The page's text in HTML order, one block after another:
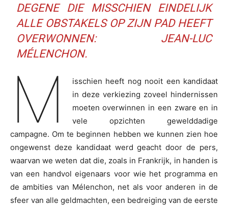
DEGENE DIE MISSCHIEN EINDELIJK
ALLE OBSTAKELS OP ZIJN PAD HEEFT
OVERWONNEN: JEAN-LUC
MÉLENCHON.
M
isschien heeft nog nooit een kandidaat
in deze verkiezing zoveel hindernissen
moeten overwinnen in een zware en in
vele opzichten gewelddadige
campagne. Om te beginnen hebben we kunnen zien hoe
ongewenst deze kandidaat werd geacht door de pers,
waarvan we weten dat die, zoals in Frankrijk, in handen is
van een handvol eigenaars voor wie het programma en
de ambities van Mélenchon, net als voor anderen in de
sfeer van alle geldmachten, een bedreiging van de eerste